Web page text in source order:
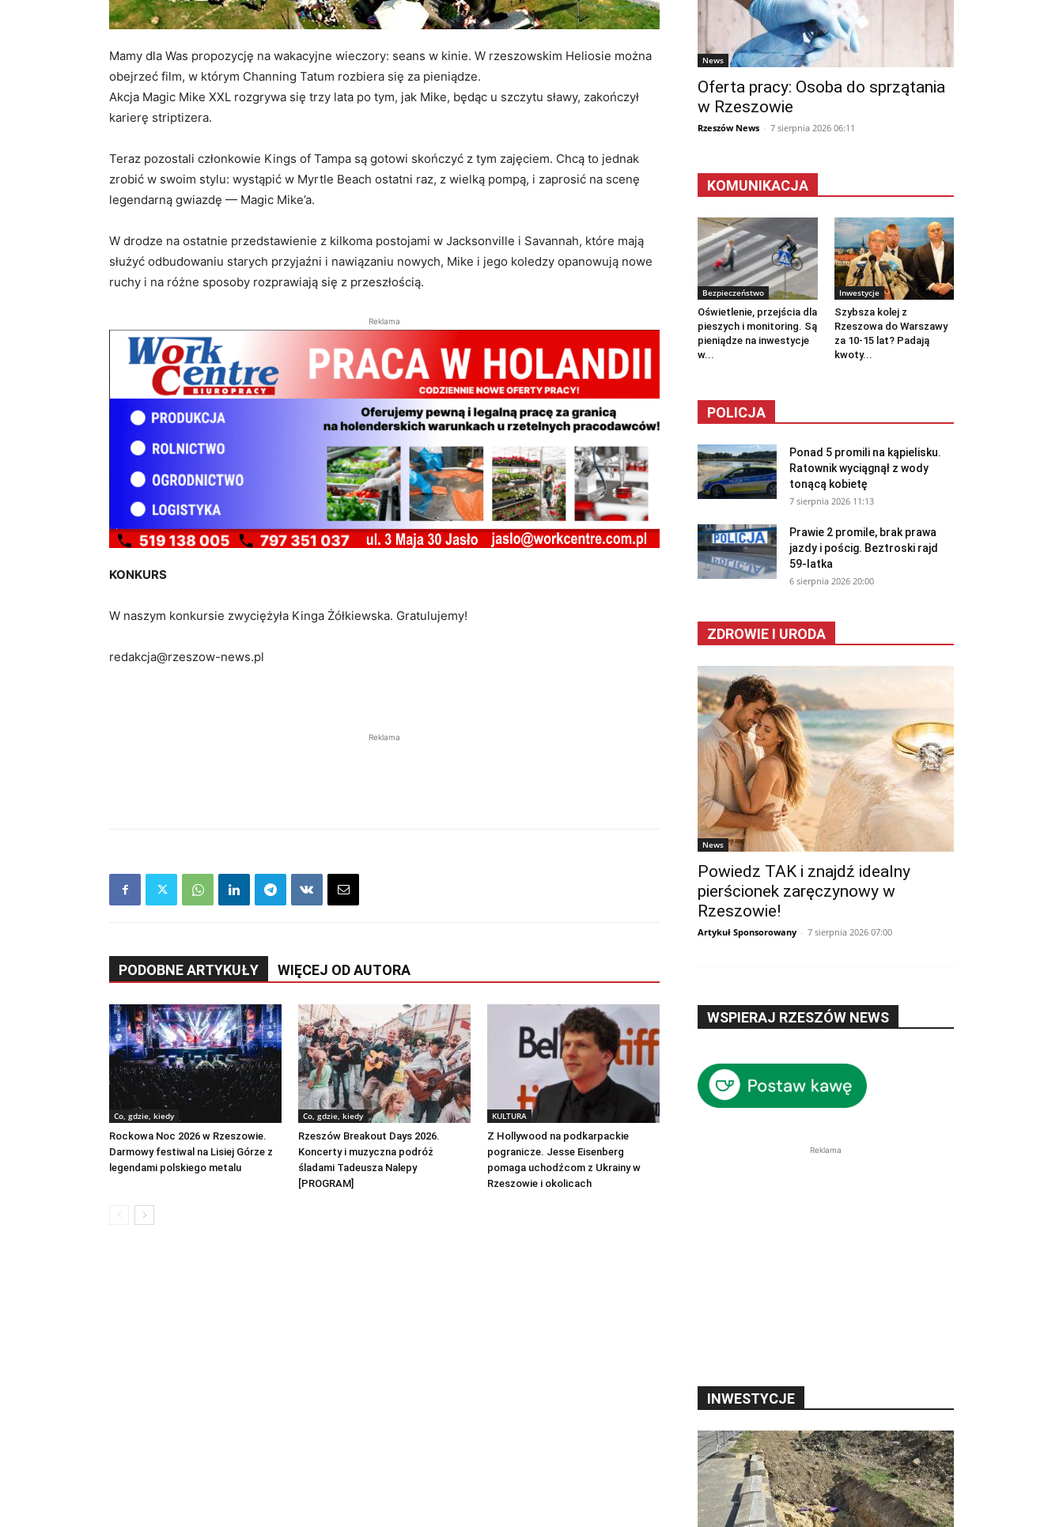
Mamy dla Was propozycję na wakacyjne wieczory: seans w kinie. W rzeszowskim Heliosie można
obejrzeć film, w którym Channing Tatum rozbiera się za pieniądze.
Akcja Magic Mike XXL rozgrywa się trzy lata po tym, jak Mike, będąc u szczytu sławy, zakończył
karierę striptizera.
Teraz pozostali członkowie Kings of Tampa są gotowi skończyć z tym zajęciem. Chcą to jednak
zrobić w swoim stylu: wystąpić w Myrtle Beach ostatni raz, z wielką pompą, i zaprosić na scenę
legendarną gwiazdę — Magic Mike’a.
W drodze na ostatnie przedstawienie z kilkoma postojami w Jacksonville i Savannah, które mają
służyć odbudowaniu starych przyjaźni i nawiązaniu nowych, Mike i jego koledzy opanowują nowe
ruchy i na różne sposoby rozprawiają się z przeszłością.
Reklama
KONKURS
W naszym konkursie zwyciężyła Kinga Żółkiewska. Gratulujemy!
redakcja@rzeszow-news.pl
Reklama
PODOBNE ARTYKUŁY WIĘCEJ OD AUTORA
Co, gdzie, kiedy
Rockowa Noc 2026 w Rzeszowie.
Darmowy festiwal na Lisiej Górze z
legendami polskiego metalu
Co, gdzie, kiedy
Rzeszów Breakout Days 2026.
Koncerty i muzyczna podróż
śladami Tadeusza Nalepy
[PROGRAM]
KULTURA
Z Hollywood na podkarpackie
pogranicze. Jesse Eisenberg
pomaga uchodźcom z Ukrainy w
Rzeszowie i okolicach
News
Oferta pracy: Osoba do sprzątania
w Rzeszowie
Rzeszów News - 7 sierpnia 2026 06:11
KOMUNIKACJA
Bezpieczeństwo
Oświetlenie, przejścia dla
pieszych i monitoring. Są
pieniądze na inwestycje
w...
Inwestycje
Szybsza kolej z
Rzeszowa do Warszawy
za 10-15 lat? Padają
kwoty...
POLICJA
Ponad 5 promili na kąpielisku.
Ratownik wyciągnął z wody
tonącą kobietę
7 sierpnia 2026 11:13
Prawie 2 promile, brak prawa
jazdy i pościg. Beztroski rajd
59-latka
6 sierpnia 2026 20:00
ZDROWIE I URODA
News
Powiedz TAK i znajdź idealny
pierścionek zaręczynowy w
Rzeszowie!
Artykuł Sponsorowany - 7 sierpnia 2026 07:00
WSPIERAJ RZESZÓW NEWS
Reklama
INWESTYCJE